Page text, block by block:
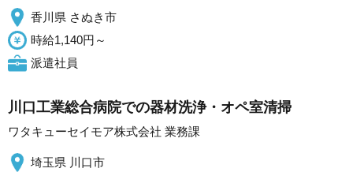
香川県 さぬき市
時給1,140円～
派遣社員
川口工業総合病院での器材洗浄・オペ室清掃
ワタキューセイモア株式会社 業務課
埼玉県 川口市